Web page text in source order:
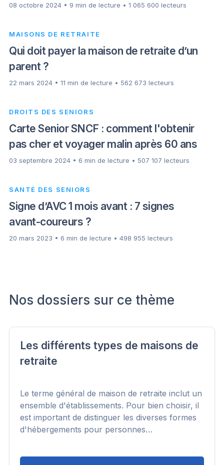
08 octobre 2024 • 9 min de lecture • 1 065 600 lecteurs
MAISONS DE RETRAITE
Qui doit payer la maison de retraite d’un
parent ?
22 mars 2024 • 11 min de lecture • 562 673 lecteurs
DROITS DES SENIORS
Carte Senior SNCF : comment l'obtenir
pas cher et voyager malin après 60 ans
03 septembre 2024 • 6 min de lecture • 507 107 lecteurs
SANTÉ DES SENIORS
Signe d’AVC 1 mois avant : 7 signes
avant-coureurs ?
20 mars 2023 • 6 min de lecture • 498 955 lecteurs
Nos dossiers sur ce thème
Les différents types de maisons de
retraite
Le terme général de maison de retraite inclut un
ensemble d'établissements. Pour bien choisir, il
est important de distinguer les diverses formes
d'hébergements pour personnes…